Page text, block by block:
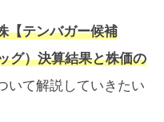
【テンバガー候補
グ）決算結果と株価の
いて解説していきたい